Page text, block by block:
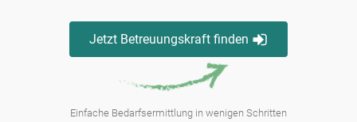
Jetzt Betreuungskraft finden
Einfache Bedarfsermittlung in wenigen Schritten